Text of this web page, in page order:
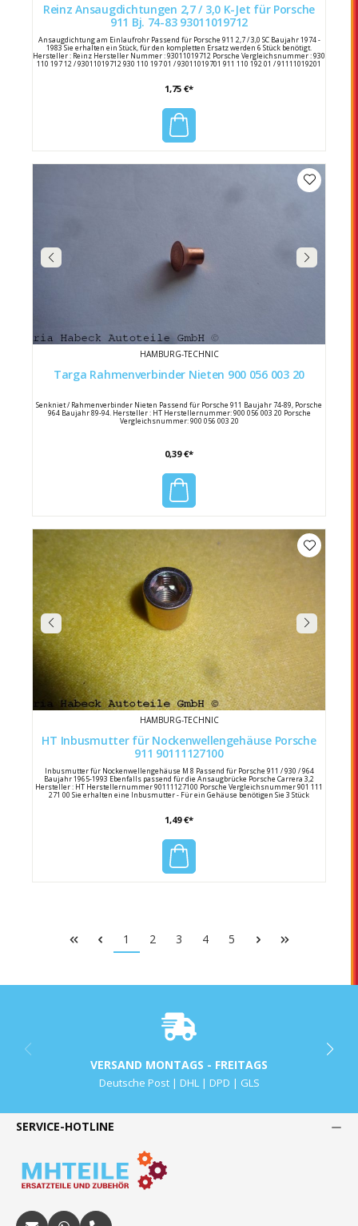
Reinz Ansaugdichtungen 2,7 / 3,0 K-Jet für Porsche
911 Bj. 74-83 93011019712
Ansaugdichtung am Einlaufrohr Passend für Porsche 911 2,7 / 3,0 SC Baujahr 1974 -
1983 Sie erhalten ein Stück, für den kompletten Ersatz werden 6 Stück benötigt.
Hersteller : Reinz Hersteller Nummer : 93011019712 Porsche Vergleichsnummer : 930
110 197 12 / 93011019712 930 110 197 01 / 93011019701 911 110 192 01 / 91111019201
1,75 €*
HAMBURG-TECHNIC
Targa Rahmenverbinder Nieten 900 056 003 20
Senkniet / Rahmenverbinder Nieten Passend für Porsche 911 Baujahr 74-89, Porsche
964 Baujahr 89-94. Hersteller : HT Herstellernummer: 900 056 003 20 Porsche
Vergleichsnummer: 900 056 003 20
0,39 €*
HAMBURG-TECHNIC
HT Inbusmutter für Nockenwellengehäuse Porsche
911 90111127100
Inbusmutter für Nockenwellengehäuse M 8 Passend für Porsche 911 / 930 / 964
Baujahr 1965-1993 Ebenfalls passend für die Ansaugbrücke Porsche Carrera 3,2
Hersteller : HT Herstellernummer 90111127100 Porsche Vergleichsnummer 901 111
271 00 Sie erhalten eine Inbusmutter - Für ein Gehäuse benötigen Sie 3 Stück
1,49 €*
1 2 3 4 5
VERSAND MONTAGS - FREITAGS
Deutsche Post | DHL | DPD | GLS
SERVICE-HOTLINE